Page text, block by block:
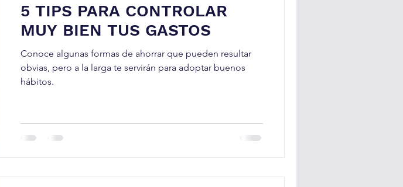
5 TIPS PARA CONTROLAR
MUY BIEN TUS GASTOS
Conoce algunas formas de ahorrar que pueden resultar
obvias, pero a la larga te servirán para adoptar buenos
hábitos.